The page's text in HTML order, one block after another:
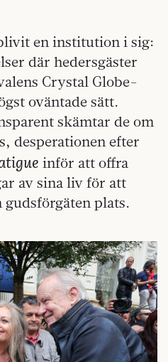
en institution i sig:
där hedersgäster
Crystal Globe-
oväntade sätt.
skämtar de om
desperationen efter
inför att offra
av sina liv för att
gudsförgäten plats.